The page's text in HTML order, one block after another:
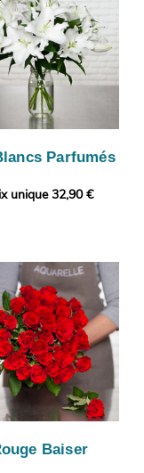
Parfumés
unique 32,90 €
Baiser